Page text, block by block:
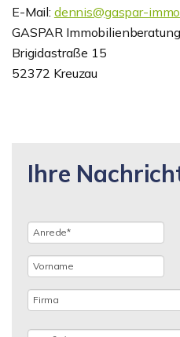
E-Mail: dennis@gaspar-
GASPAR Immobilienberatung
Brigidastraße 15
52372 Kreuzau
Ihre